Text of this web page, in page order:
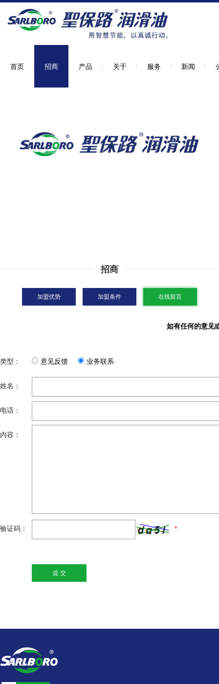
首页 招商 产品 关于 服务 新闻
招商
加盟优势 加盟条件 在线留言
如有任何的意见
类型： 意见反馈 业务联系
姓名：
电话：
内容：
验证码： *